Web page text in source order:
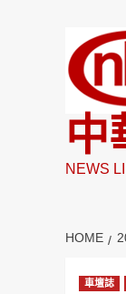
中
NEWS
HOME
車壇誌